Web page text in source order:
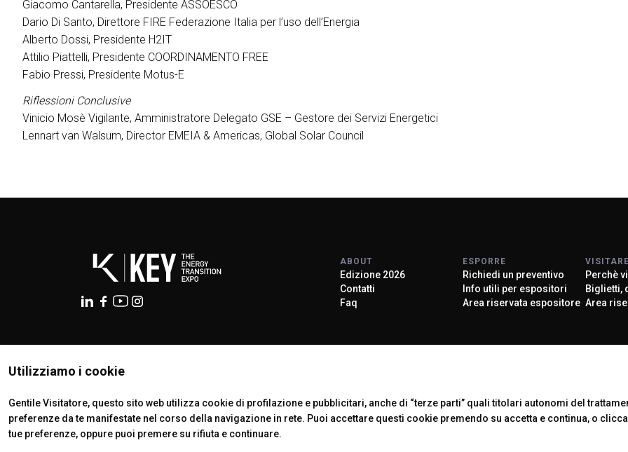
ESPONI A KEY27
Giacomo Cantarella, Presidente ASSOESCO
Dario Di Santo, Direttore FIRE Federazione Italia per l’uso dell’Energia
Alberto Dossi, Presidente H2IT
Attilio Piattelli, Presidente COORDINAMENTO FREE
Fabio Pressi, Presidente Motus-E
Riflessioni Conclusive
Vinicio Mosè Vigilante, Amministratore Delegato GSE – Gestore dei Servizi Energetici
Lennart van Walsum, Director EMEIA & Americas, Global Solar Council
Utilizziamo i cookie
Gentile Visitatore, questo sito web utilizza cookie di profilazione e pubblicitari, anche di “terze parti” quali titolari autonomi del
preferenze da te manifestate nel corso della navigazione in rete. Puoi accettare questi cookie premendo su accetta e continua, o
tue preferenze, oppure puoi premere su rifiuta e continuare.
ABOUT
Edizione 2026
Contatti
Faq
ESPORRE
Richiedi un preventivo
Info utili per espositori
Area riservata espositore
VISITARE
Perchè
Biglietti,
Area
Official